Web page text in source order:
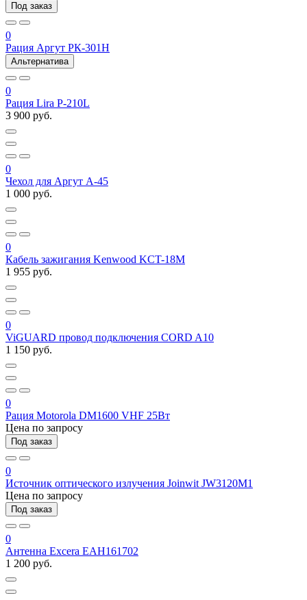
Под заказ
0
Рация Аргут РК-301Н
Альтернатива
0
Рация Lira P-210L
3 900 руб.
0
Чехол для Аргут А-45
1 000 руб.
0
Кабель зажигания Kenwood KCT-18M
1 955 руб.
0
ViGUARD провод подключения CORD A10
1 150 руб.
0
Рация Motorola DM1600 VHF 25Вт
Цена по запросу
Под заказ
0
Источник оптического излучения Joinwit JW3120M1
Цена по запросу
Под заказ
0
Антенна Excera EAH161702
1 200 руб.